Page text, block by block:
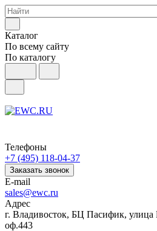
Каталог
По всему сайту
По каталогу
Телефоны
+7 (495) 118-04-37
Заказать звонок
E-mail
sales@ewc.ru
Адрес
г. Владивосток, БЦ Пасифик, улица
оф.443